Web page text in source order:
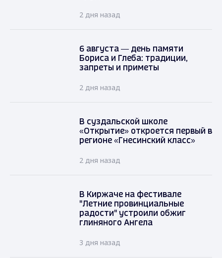
2 дня назад
6 августа — день памяти
Бориса и Глеба: традиции,
запреты и приметы
2 дня назад
В суздальской школе
«Открытие» откроется первый в
регионе «Гнесинский класс»
2 дня назад
В Киржаче на фестивале
"Летние провинциальные
радости" устроили обжиг
глиняного Ангела
3 дня назад